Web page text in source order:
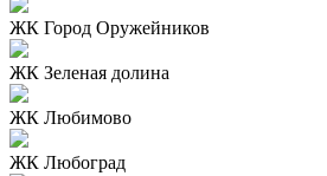
ЖК Город Оружейников
ЖК Зеленая долина
ЖК Любимово
ЖК Любоград